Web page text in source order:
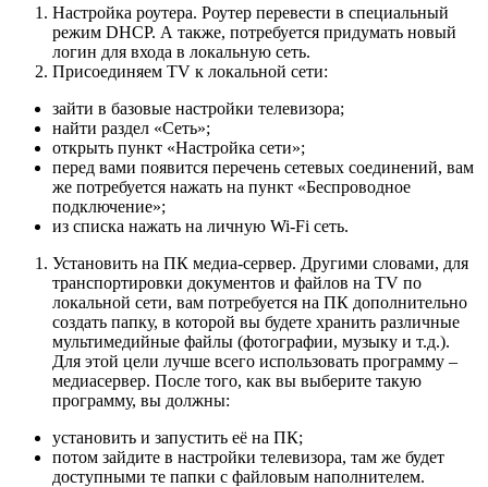
Настройка роутера. Роутер перевести в специальный
режим DHCP. А также, потребуется придумать новый
логин для входа в локальную сеть.
Присоединяем TV к локальной сети:
зайти в базовые настройки телевизора;
найти раздел «Сеть»;
открыть пункт «Настройка сети»;
перед вами появится перечень сетевых соединений, вам
же потребуется нажать на пункт «Беспроводное
подключение»;
из списка нажать на личную Wi-Fi сеть.
Установить на ПК медиа-сервер. Другими словами, для
транспортировки документов и файлов на TV по
локальной сети, вам потребуется на ПК дополнительно
создать папку, в которой вы будете хранить различные
мультимедийные файлы (фотографии, музыку и т.д.).
Для этой цели лучше всего использовать программу –
медиасервер. После того, как вы выберите такую
программу, вы должны:
установить и запустить её на ПК;
потом зайдите в настройки телевизора, там же будет
доступными те папки с файловым наполнителем.